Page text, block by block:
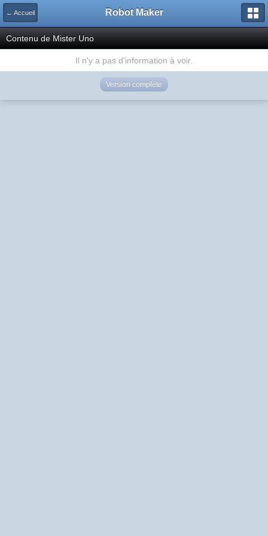
← Accueil Robot Maker
Contenu de Mister Uno
Il n'y a pas d'information à voir.
Version complète